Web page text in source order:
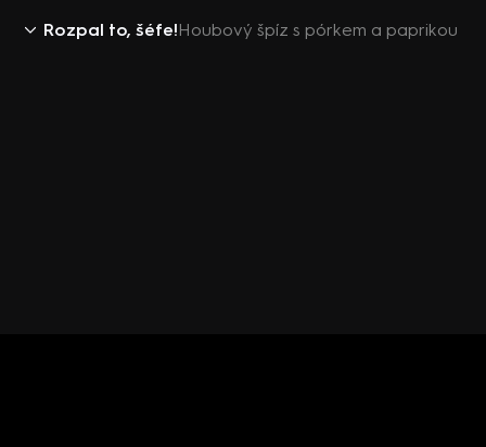
Rozpal to, šéfe!Houbový špíz s pórkem a paprikou